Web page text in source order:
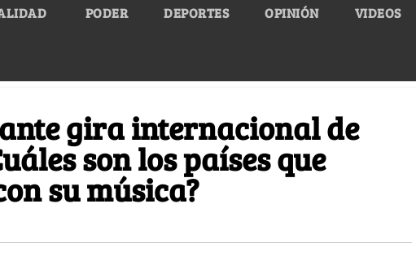
PODER DEPORTES OPINIÓN VIDEOS
gira internacional de
son los países que
su música?